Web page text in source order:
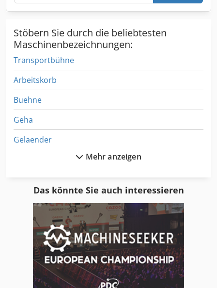
Stöbern Sie durch die beliebtesten
Maschinenbezeichnungen:
Transportbühne
Arbeitskorb
Buehne
Geha
Gelaender
Gelenkarbeitsbühne
Hubarbeitsbuehne
Hubbuehne
Hydraulik Lift
Kfz Hebebuehne
Mehr anzeigen
Das könnte Sie auch interessieren